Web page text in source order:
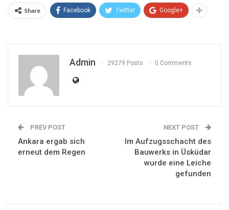
Share Facebook Twitter Google+
Admin 29279 Posts 0 Comments
PREV POST
Ankara ergab sich
erneut dem Regen
NEXT POST
Im Aufzugsschacht des
Bauwerks in Üsküdar
wurde eine Leiche
gefunden